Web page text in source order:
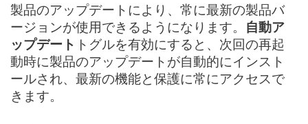
製品のアップデートにより、常に最新の製品バ
ージョンが使用できるようになります。 自動ア
ップデート トグルを有効にすると、次回の再起
動時に製品のアップデートが自動的にインスト
ールされ、最新の機能と保護に常にアクセスで
きます。